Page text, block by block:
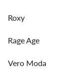
Roxy
Rage Age
Vero Moda